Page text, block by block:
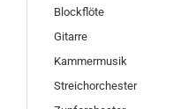
Blockflöte
Gitarre
Kammermusik
Streichorchester